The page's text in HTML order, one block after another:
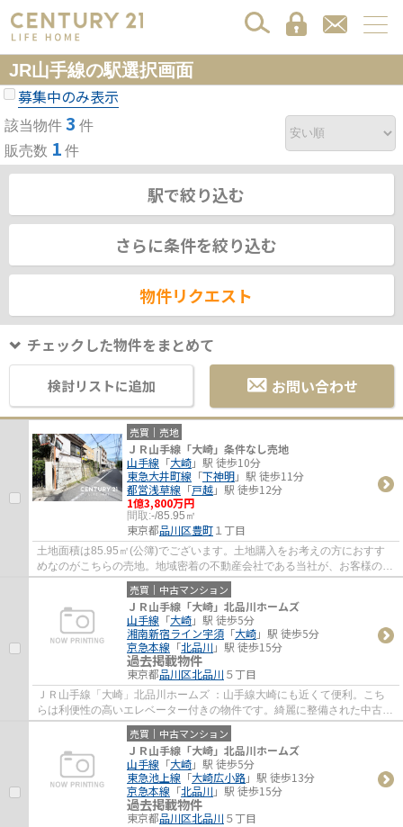
JR山手線の駅選択画面
募集中のみ表示
該当物件 3 件
販売数 1 件
駅で絞り込む
さらに条件を絞り込む
物件リクエスト
チェックした物件をまとめて
検討リストに追加 お問い合わせ
売買｜売地
ＪＲ山手線「大崎」条件なし売地
山手線 「大崎」駅 徒歩10分
東急大井町線 「下神明」駅 徒歩11分
都営浅草線 「戸越」駅 徒歩12分
1億3,800万円
間取:-/85.95㎡
東京都品川区豊町１丁目
土地面積は85.95㎡(公簿)でございます。土地購入をお考えの方におすす
めなのがこちらの売地。地域密着の不動産会社である当社が、お客様の不
動産探しを多面的にサポート・アドバイスい...
売買｜中古マンション
ＪＲ山手線「大崎」北品川ホームズ
山手線 「大崎」駅 徒歩5分
湘南新宿ライン宇須 「大崎」駅 徒歩5分
京急本線 「北品川 」駅 徒歩15分
過去掲載物件
東京都品川区北品川 ５丁目
ＪＲ山手線「大崎」北品川ホームズ ：山手線大崎にも近くて便利。こち
らは利便性の高いエレベーター付きの物件です。綺麗に整備された中古マ
ンションで清潔感を感じます。徒歩6分圏内...
売買｜中古マンション
ＪＲ山手線「大崎」北品川ホームズ
山手線 「大崎」駅 徒歩5分
東急池上線 「大崎広小路」駅 徒歩13分
京急本線 「北品川 」駅 徒歩15分
過去掲載物件
東京都品川区北品川 ５丁目